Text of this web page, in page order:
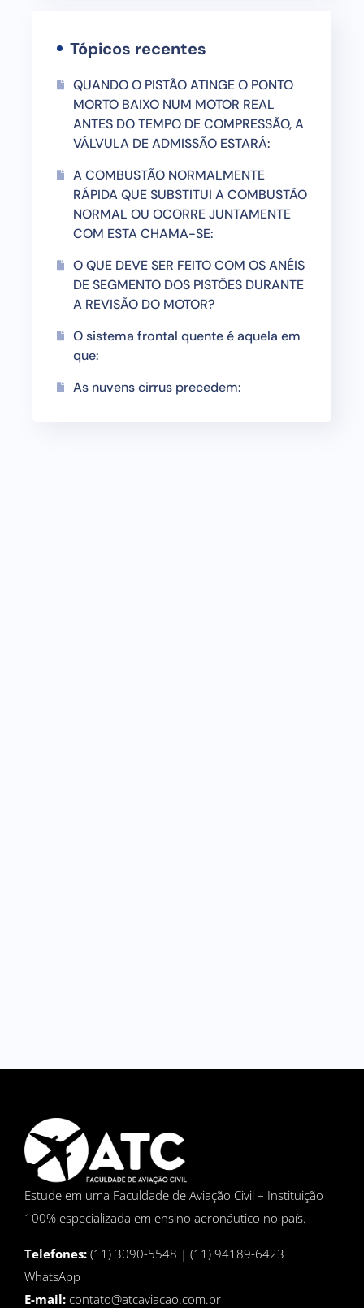
Tópicos recentes
QUANDO O PISTÃO ATINGE O PONTO
MORTO BAIXO NUM MOTOR REAL
ANTES DO TEMPO DE COMPRESSÃO, A
VÁLVULA DE ADMISSÃO ESTARÁ:
A COMBUSTÃO NORMALMENTE
RÁPIDA QUE SUBSTITUI A COMBUSTÃO
NORMAL OU OCORRE JUNTAMENTE
COM ESTA CHAMA-SE:
O QUE DEVE SER FEITO COM OS ANÉIS
DE SEGMENTO DOS PISTÕES DURANTE
A REVISÃO DO MOTOR?
O sistema frontal quente é aquela em
que:
As nuvens cirrus precedem:
Estude em uma Faculdade de Aviação Civil – Instituição
100% especializada em ensino aeronáutico no país.
Telefones: (11) 3090-5548 | (11) 94189-6423
WhatsApp
E-mail: contato@atcaviacao.com.br